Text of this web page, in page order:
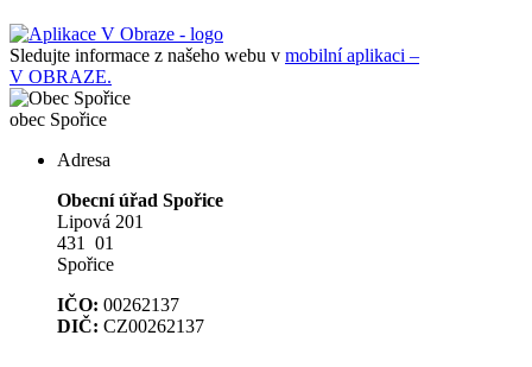
Sledujte informace z našeho webu v mobilní aplikaci –
V OBRAZE.
obec Spořice
Adresa
Obecní úřad Spořice
Lipová 201
431 01
Spořice
IČO: 00262137
DIČ: CZ00262137